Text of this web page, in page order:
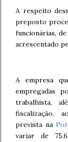
A respeito
preposto
funcionárias,
acrescentado
A empresa
empregadas
trabalhista,
fiscalização,
prevista na
variar de